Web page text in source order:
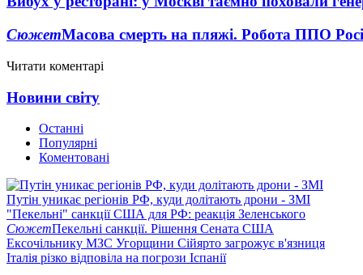
СюжетМасова смерть на пляжі. Робота ППО
Читати коментарі
Новини світу
Останні
Популярні
Коментовані
Путін уникає регіонів РФ, куди долітають дрони - ЗМІ
"Пекельні" санкції США для РФ: реакція Зеленського
СюжетПекельні санкції. Рішення Сената США
Ексочільнику МЗС Угорщини Сійярто загрожує в'язниця
Італія різко відповіла на погрози Іспанії